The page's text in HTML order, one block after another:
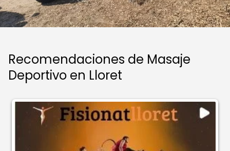
Recomendaciones de Masaje
Deportivo en Lloret